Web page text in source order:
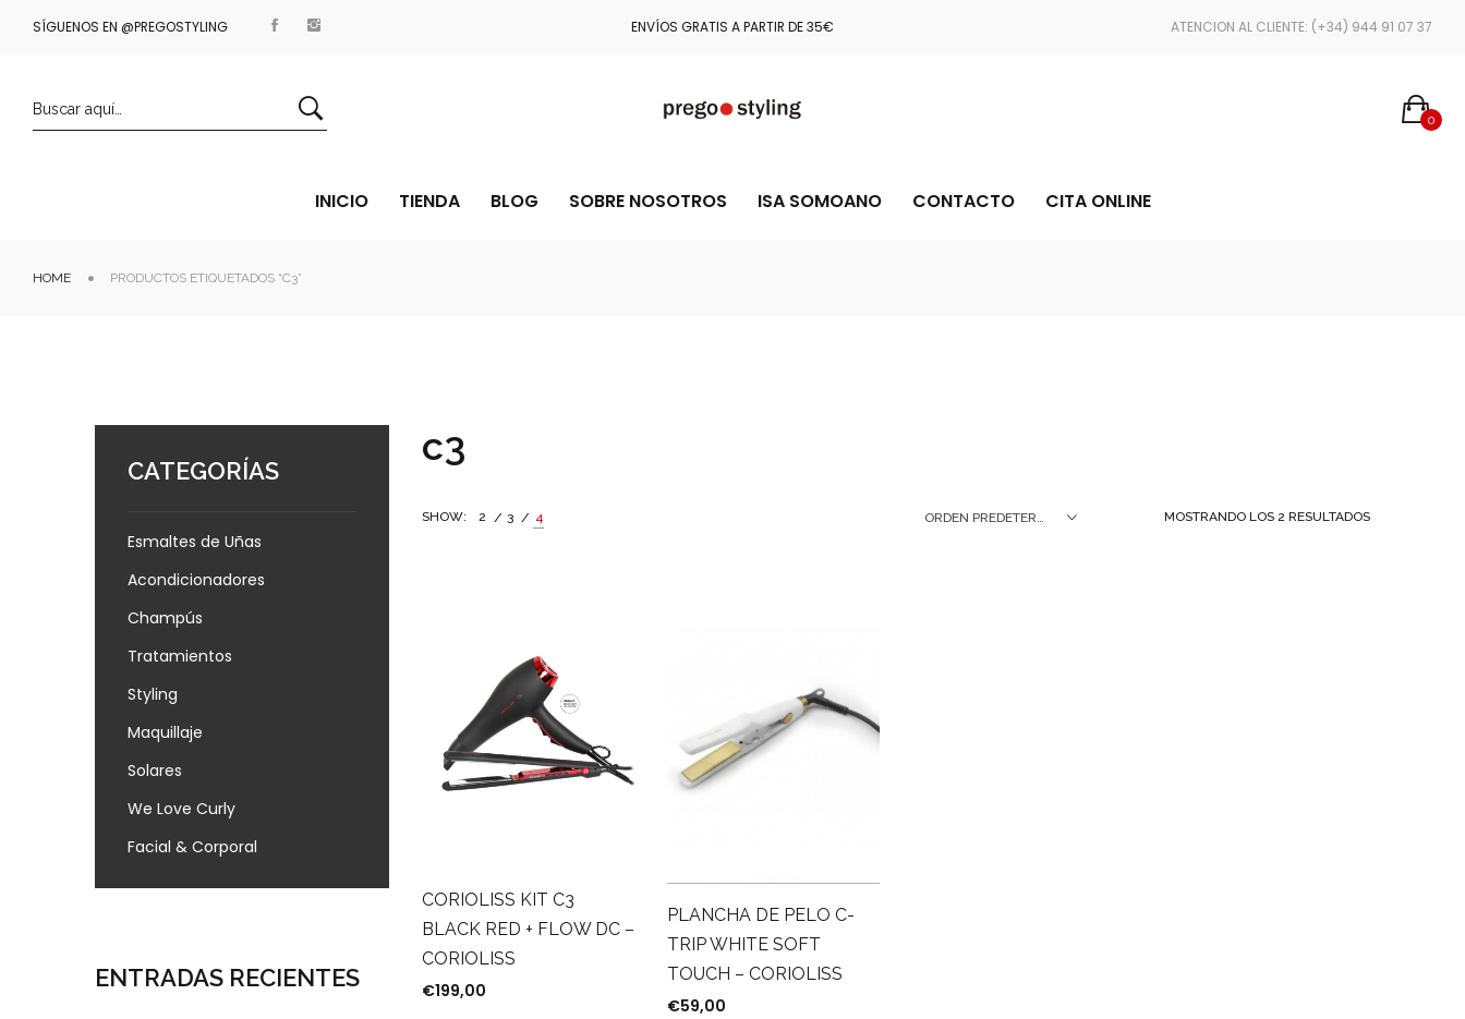
SÍGUENOS EN @PREGOSTYLINGENVÍOS EN 24/48 HORAS ENVÍOS GRATIS A PARTIR DE 35€ COMPRA CON TOTAL CONFIANZA GRACIAS A STRIPE Y PAYPAL
ATENCION AL CLIENTE: (+34) 944 91 07 37
0
INICIO TIENDA BLOG SOBRE NOSOTROS ISA SOMOANO CONTACTO CITA ONLINE
HOME PRODUCTOS ETIQUETADOS “C3”
CATEGORÍAS
Esmaltes de Uñas
Acondicionadores
Champús
Tratamientos
Styling
Maquillaje
Solares
We Love Curly
Facial & Corporal
ENTRADAS RECIENTES
c3
SHOW: 2 3 4 MOSTRANDO LOS 2 RESULTADOS
ORDEN PREDETERMINADO
CORIOLISS KIT C3
BLACK RED + FLOW DC –
CORIOLISS
€199,00
PLANCHA DE PELO C-
TRIP WHITE SOFT
TOUCH – CORIOLISS
€59,00